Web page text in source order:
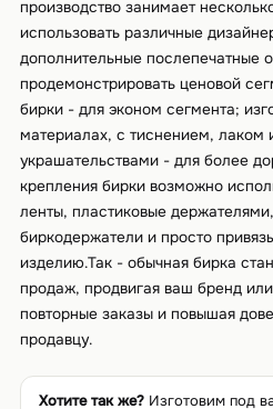
производство занимает
использовать различные
дополнительные послепечатные
продемонстрировать ценовой
бирки - для эконом сегмента;
материалах, с тиснением, лаком
украшательствами - для более
крепления бирки возможно
ленты, пластиковые
биркодержатели и просто
изделию.Так - обычная бирка
продаж, продвигая ваш бренд
повторные заказы и повышая
продавцу.
Хотите так же?Изготовим под